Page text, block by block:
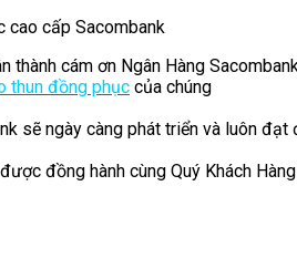
cao cấp Sacombank
thành cám ơn Ngân Hàng
thun đồng phục của chúng
sẽ ngày càng phát triển và luôn đạt
đồng hành cùng Quý Khách